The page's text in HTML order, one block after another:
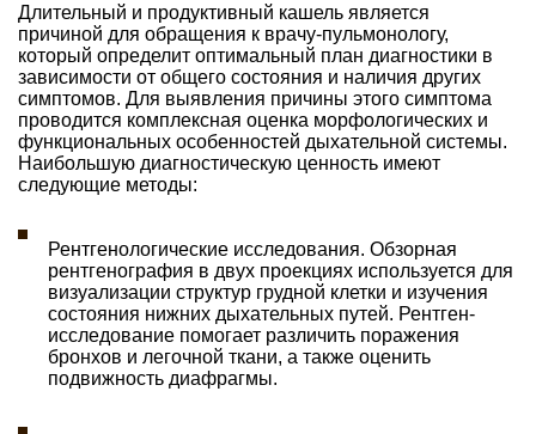
Длительный и продуктивный кашель является
причиной для обращения к врачу-пульмонологу,
который определит оптимальный план диагностики в
зависимости от общего состояния и наличия других
симптомов. Для выявления причины этого симптома
проводится комплексная оценка морфологических и
функциональных особенностей дыхательной системы.
Наибольшую диагностическую ценность имеют
следующие методы:
Рентгенологические исследования. Обзорная
рентгенография в двух проекциях используется для
визуализации структур грудной клетки и изучения
состояния нижних дыхательных путей. Рентген-
исследование помогает различить поражения
бронхов и легочной ткани, а также оценить
подвижность диафрагмы.